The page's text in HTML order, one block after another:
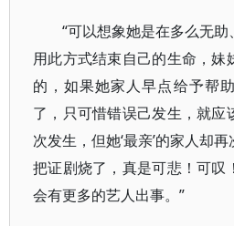
“可以想象她是在多么无
用此方式结束自己的生命，妹
的，如果她家人早点给予帮
了，只可惜错误己发生，就应
次发生，但她‘最亲’的家人却
把证剧烧了，真是可悲！可叹
会有更多的艺人出事。”